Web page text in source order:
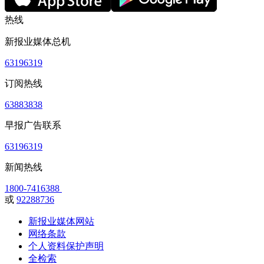
热线
新报业媒体总机
63196319
订阅热线
63883838
早报广告联系
63196319
新闻热线
1800-7416388
或 92288736
新报业媒体网站
网络条款
个人资料保护声明
全检索